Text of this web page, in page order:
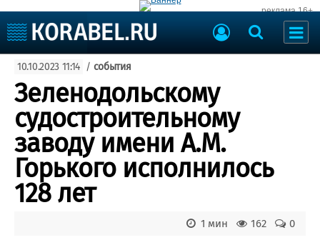
реклама 16+
Судоходство
Судоремонт
События
Порты
Рыболовство
ВМФ
Образование
Яхты и катера
Еще
Доска объявлений
10.10.2023 11:14 / события
Зеленодольскому
судостроительному
заводу имени А.М.
Горького исполнилось
128 лет
0
162
1 мин